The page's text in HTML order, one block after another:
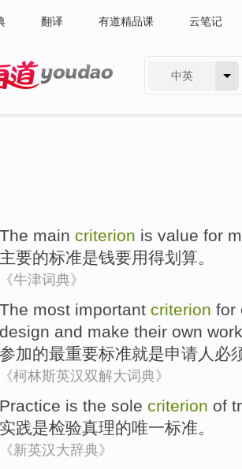
翻译 有道精品课 云笔记
中英
The main criterion is value for
主要的标准是钱要用得划算。
《牛津词典》
The most important criterion for
design and make their own work
参加的最重要标准就是申请人 必
《柯林斯英汉双解大词典》
Practice is the sole criterion of
实践是检验真理的唯一标准 。
《新英汉大辞典》